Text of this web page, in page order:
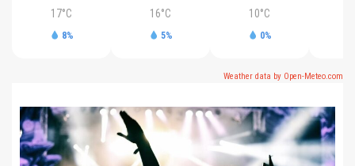
17°C
8%
16°C
5%
10°C
0%
Weather data by Open-Meteo.com